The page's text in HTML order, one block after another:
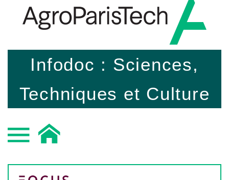
Infodoc : Sciences,
Techniques et Culture